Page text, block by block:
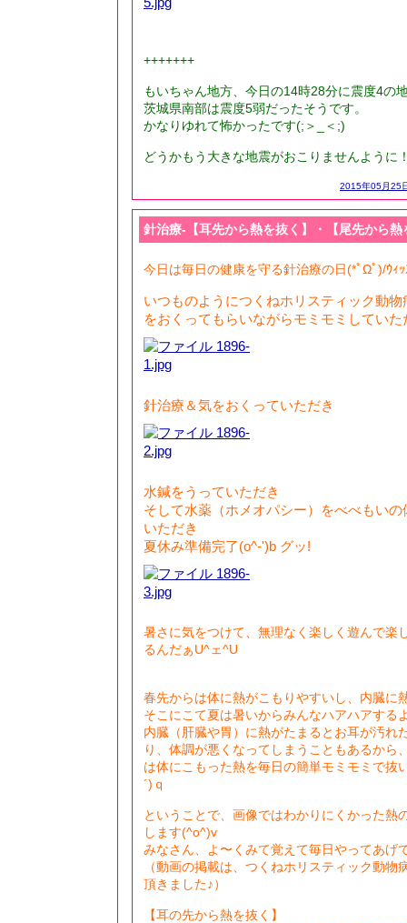
+++++++
もいちゃん地方、今日の14時28分に震度4の
茨城県南部は震度5弱だったそうです。
かなりゆれて怖かったです(;＞_＜;)
どうかもう大きな地震がおこりませんように
2015年05月25
針治療-【耳先から熱を抜く】・【尾先から熱
今日は毎日の健康を守る針治療の日(*ﾟΩﾟ)/ｳｨ
いつものようにつくねホリスティック動
をおくってもらいながらモミモミしていた
針治療＆気をおくっていただき
水鍼をうっていただき
そして水薬（ホメオパシー）をべべもい
いただき
夏休み準備完了(o^-')b グッ!
暑さに気をつけて、無理なく楽しく遊んで楽
るんだぁU^ェ^U
春先からは体に熱がこもりやすいし、内臓に
そこにこて夏は暑いからみんなハアハアする
内臓（肝臓や胃）に熱がたまるとお耳が汚れ
り、体調が悪くなってしまうこともあるから
は体にこもった熱を毎日の簡単モミモミで抜
´)ｑ
ということで、画像ではわかりにくかった熱
します(^o^)v
みなさん、よ〜くみて覚えて毎日やってあげ
（動画の掲載は、つくねホリスティック動物
頂きました♪）
【耳の先から熱を抜く】